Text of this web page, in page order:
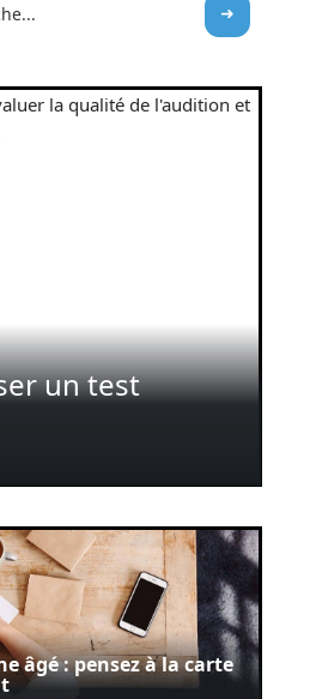
un test
âgé : pensez à la carte